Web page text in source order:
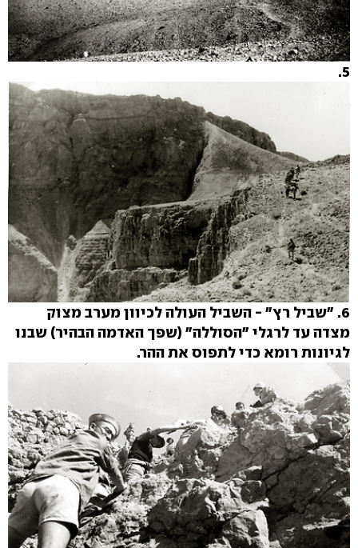
5.
6. "שביל רץ" - השביל העולה לכיוון מערב מצוק
מצדה עד לרגלי "הסוללה" (שפך האדמה הבהיר) שבנו
לגיונות רומא כדי לתפוס את ההר.